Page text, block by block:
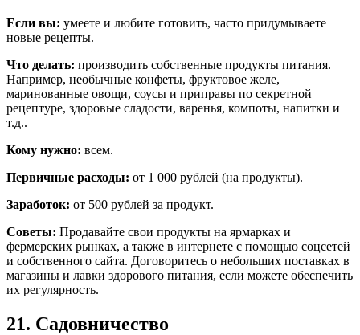
Если вы: умеете и любите готовить, часто придумываете
новые рецепты.
Что делать: производить собственные продукты питания.
Например, необычные конфеты, фруктовое желе,
маринованные овощи, соусы и приправы по секретной
рецептуре, здоровые сладости, варенья, компоты, напитки и
т.д..
Кому нужно: всем.
Первичные расходы: от 1 000 рублей (на продукты).
Заработок: от 500 рублей за продукт.
Советы: Продавайте свои продукты на ярмарках и
фермерских рынках, а также в интернете с помощью соцсетей
и собственного сайта. Договоритесь о небольших поставках в
магазины и лавки здорового питания, если можете обеспечить
их регулярность.
21. Садовничество